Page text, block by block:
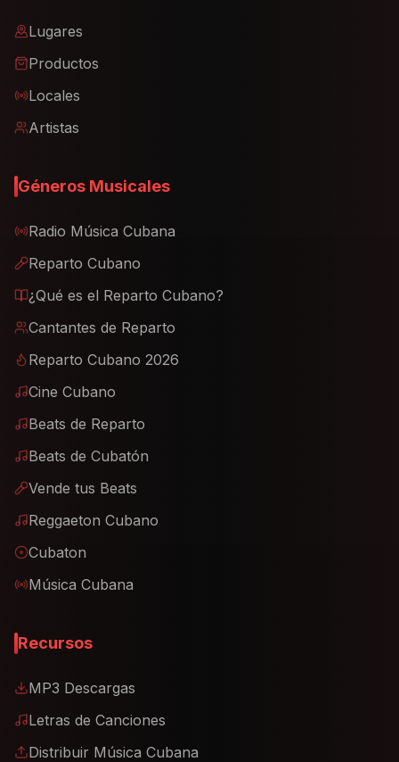
Lugares
Productos
Locales
Artistas
Géneros Musicales
Radio Música Cubana
Reparto Cubano
¿Qué es el Reparto Cubano?
Cantantes de Reparto
Reparto Cubano 2026
Cine Cubano
Beats de Reparto
Beats de Cubatón
Vende tus Beats
Reggaeton Cubano
Cubaton
Música Cubana
Recursos
MP3 Descargas
Letras de Canciones
Distribuir Música Cubana